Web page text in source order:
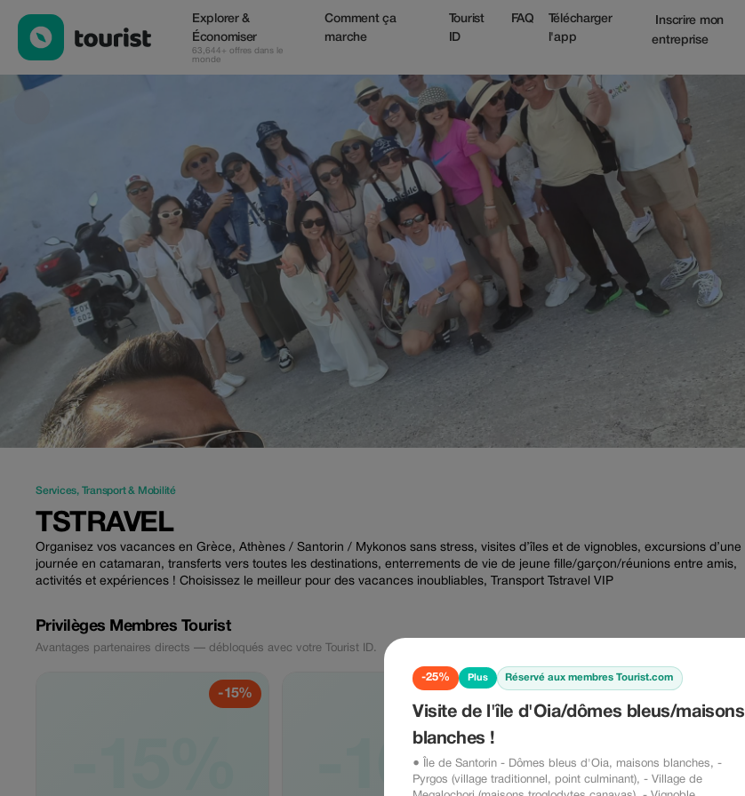
-25% Plus Réservé aux membres Tourist.com
Visite de l'île d'Oia/dômes bleus/maisons
blanches !
● Île de Santorin - Dômes bleus d'Oia, maisons blanches, -
Pyrgos (village traditionnel, point culminant), - Village de
Explorer &
Économiser
63,644+ offres dans le
monde
Comment ça
marche
Tourist
ID
FAQ
Télécharger
l'app
Inscrire mon
entreprise
Services, Transport & Mobilité
TSTRAVEL
Organisez vos vacances en Grèce, Athènes / Santorin / Mykonos sans stress, visites d’îles et de vignobles, excursions d’une
journée en catamaran, transferts vers toutes les destinations, enterrements de vie de jeune fille/garçon/réunions entre amis,
activités et expériences ! Choisissez le meilleur pour des vacances inoubliables, Transport Tstravel VIP
Privilèges Membres Tourist
Avantages partenaires directs — débloqués avec votre Tourist ID.
-15%
-10% -25%